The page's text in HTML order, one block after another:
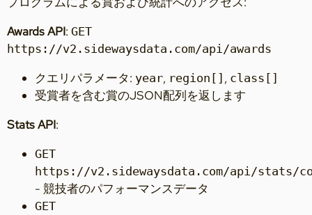
Awards API: GET
https://v2.sidewaysdata.com/api/awards
クエリパラメータ: year, region[] , class[]
受賞者を含む賞のJSON配列を返します
Stats API:
GET
https://v2.sidewaysdata.com/api/stats/
- 競技者のパフォーマンスデータ
GET